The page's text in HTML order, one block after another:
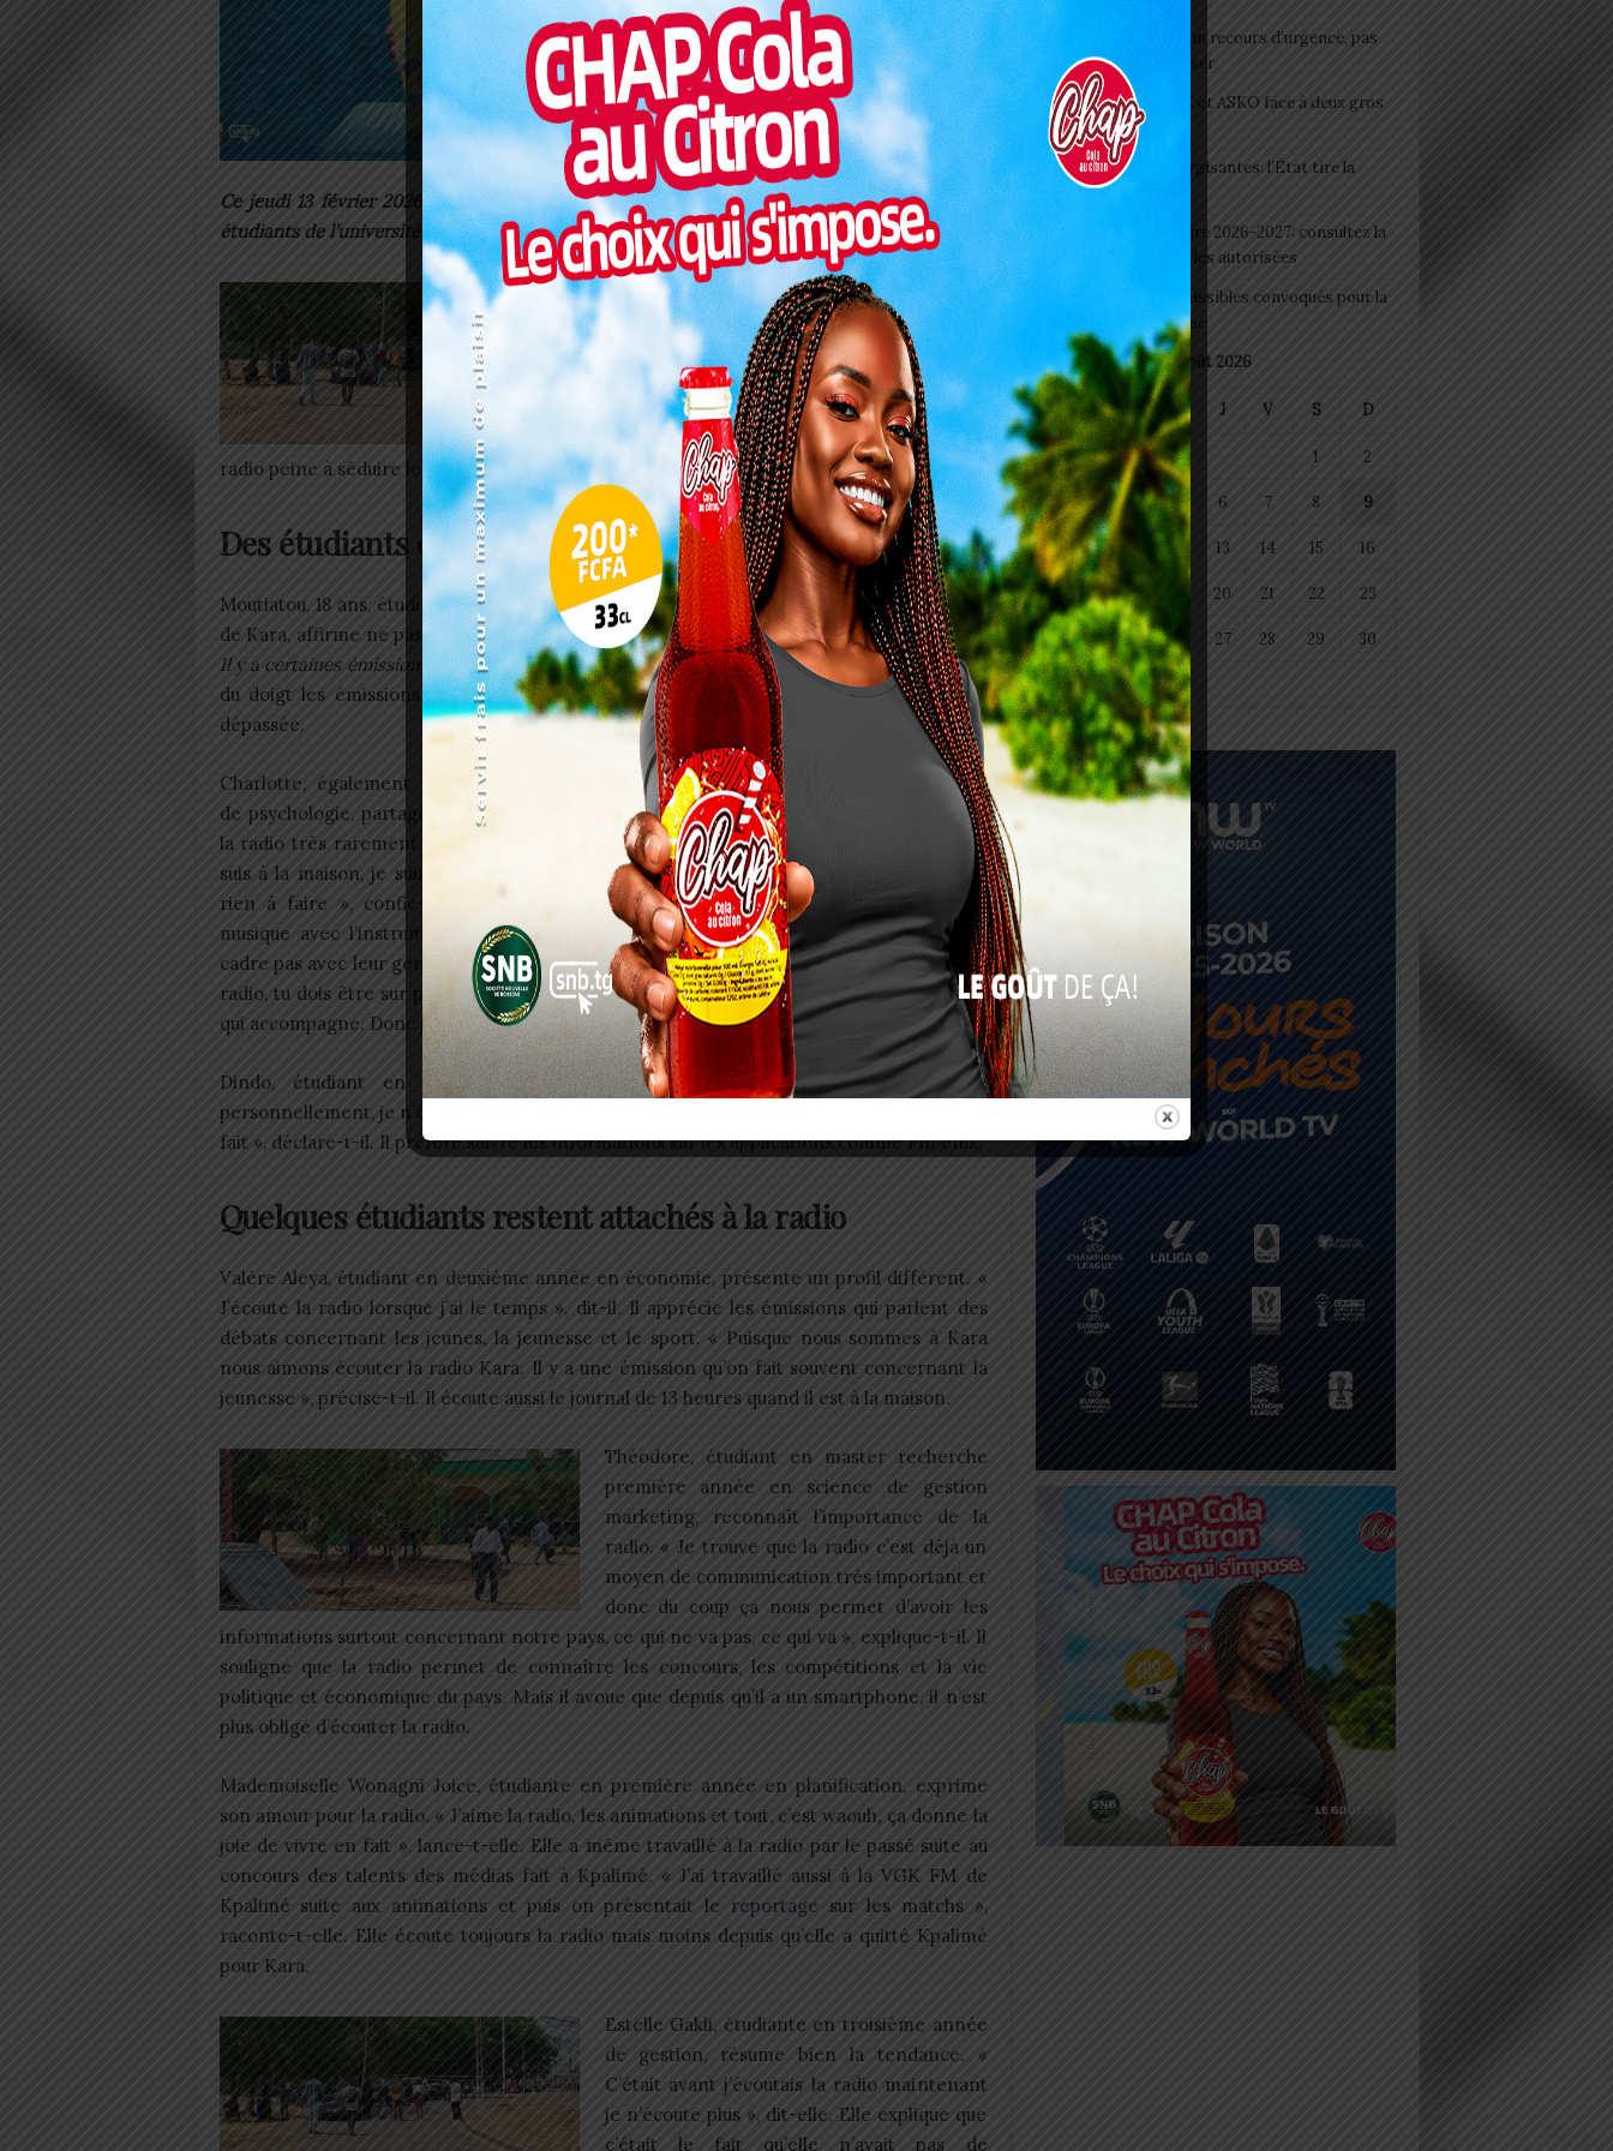
Ce jeudi 13 février 2026, le monde a célébré la journée mondiale de la Radio. À Kara, les
étudiants de l’université ont accepté de partager leur rapport avec ce média traditionnel.
Lire aussi:Kara : la Croix-Rouge Togolaise
valide les outils de suivi du projet RIC-ACC
Entre désintérêt croissant et attachement
nostalgique, les témoignages recueillis
révèlent une fracture générationnelle. La
radio peine à séduire les jeunes face aux smartphones et aux réseaux sociaux.
Des étudiants de Kara partagés sur l’intérêt de la radio
Moutiatou, 18 ans, étudiante en première année de licence en psychologie à l’université
de Kara, affirme ne pas écouter la radio. « La radio ne m’intéresse pas, ça ne m’attire pas.
Il y a certaines émissions même qu’on fait qui ne me plaît pas», explique-t-elle. Elle pointe
du doigt les émissions de débats qu’elle ne comprend pas et la musique qu’elle juge
dépassée.
Charlotte, également en première année
de psychologie, partage cet avis. « J’écoute
la radio très rarement. C’est juste quand je
suis à la maison, je suis ennuyé, que je n’ai
rien à faire », confie-t-elle. Pour elle, la
musique avec l’instrumentation utilisée ne
cadre pas avec leur génération. « La radio, c’est une perte de temps pour moi, puisque la
radio, tu dois être sur place, tu dois toujours marcher avec ça, et puis il y a aussi du bruit
qui accompagne. Donc je préfère mon téléphone », ajoute-t-elle.
Dindo, étudiant en deuxième année de gestion, rejoint ce constat. « Moi
personnellement, je n’écoute pas la radio de nos jours parce c’est une perte du temps au
fait », déclare-t-il. Il préfère suivre les informations sur les applications comme Phoenix.
Quelques étudiants restent attachés à la radio
Valère Aleya, étudiant en deuxième année en économie, présente un profil différent. «
J’écoute la radio lorsque j’ai le temps », dit-il. Il apprécie les émissions qui parlent des
débats concernant les jeunes, la jeunesse et le sport. « Puisque nous sommes à Kara
nous aimons écouter la radio Kara. Il y a une émission qu’on fait souvent concernant la
jeunesse », précise-t-il. Il écoute aussi le journal de 13 heures quand il est à la maison.
Théodore, étudiant en master recherche
première année en science de gestion
marketing, reconnaît l’importance de la
radio. « Je trouve que la radio c’est déjà un
moyen de communication très important et
donc du coup ça nous permet d’avoir les
informations surtout concernant notre pays, ce qui ne va pas, ce qui va », explique-t-il. Il
souligne que la radio permet de connaître les concours, les compétitions et la vie
politique et économique du pays. Mais il avoue que depuis qu’il a un smartphone, il n’est
plus obligé d’écouter la radio.
Mademoiselle Wonagni Joice, étudiante en première année en planification, exprime
son amour pour la radio. « J’aime la radio, les animations et tout, c’est waouh, ça donne la
joie de vivre en fait », lance-t-elle. Elle a même travaillé à la radio par le passé suite au
concours des talents des médias fait à Kpalimé. « J’ai travaillé aussi à la VGK FM de
Kpalimé suite aux animations et puis on présentait le reportage sur les matchs »,
raconte-t-elle. Elle écoute toujours la radio mais moins depuis qu’elle a quitté Kpalimé
pour Kara.
Estelle Gakli, étudiante en troisième année
de gestion, résume bien la tendance. «
C’était avant j’écoutais la radio maintenant
je n’écoute plus », dit-elle. Elle explique que
c’était le fait qu’elle n’avait pas de
Pilule du lendemain : un recours d’urgence, pas
une habitude à banaliser
Interclubs CAF: ASCK et ASKO face à deux gros
morceaux
Togo/ Boissons énergisantes: l’État tire la
sonnette d’alarme
Togo/ Rentrée scolaire 2026-2027: consultez la
liste officielle des écoles autorisées
ESSAL 2026 : les admissibles convoqués pour la
visite médicale à Lomé
août 2026
L M M J V S D
1 2
3 4 5 6 7 8 9
10 11 12 13 14 15 16
17 18 20 21 22 23
24 25 26 27 28 29 30
31
« Juil